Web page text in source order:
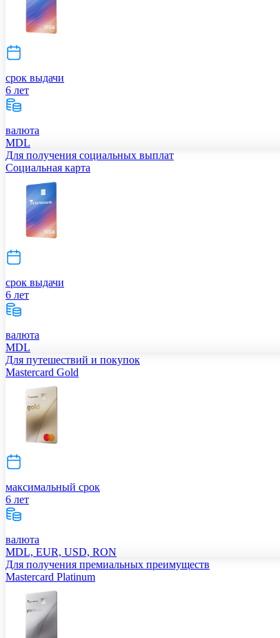
срок выдачи
6 лет
валюта
MDL
Для получения социальных выплат
Социальная карта
срок выдачи
6 лет
валюта
MDL
Для путешествий и покупок
Mastercard Gold
максимальный срок
6 лет
валюта
MDL, EUR, USD, RON
Для получения премиальных преимуществ
Mastercard Platinum